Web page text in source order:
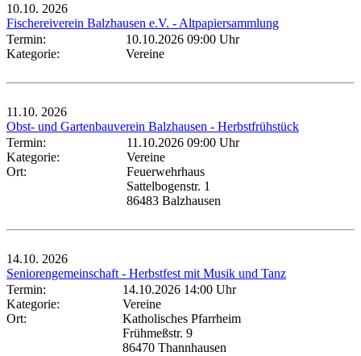
10.10. 2026
Fischereiverein Balzhausen e.V. - Altpapiersammlung
Termin:
10.10.2026 09:00 Uhr
Kategorie:
Vereine
11.10. 2026
Obst- und Gartenbauverein Balzhausen - Herbstfrühstück
Termin:
11.10.2026 09:00 Uhr
Kategorie:
Vereine
Ort:
Feuerwehrhaus
Sattelbogenstr. 1
86483 Balzhausen
14.10. 2026
Seniorengemeinschaft - Herbstfest mit Musik und Tanz
Termin:
14.10.2026 14:00 Uhr
Kategorie:
Vereine
Ort:
Katholisches Pfarrheim
Frühmeßstr. 9
86470 Thannhausen